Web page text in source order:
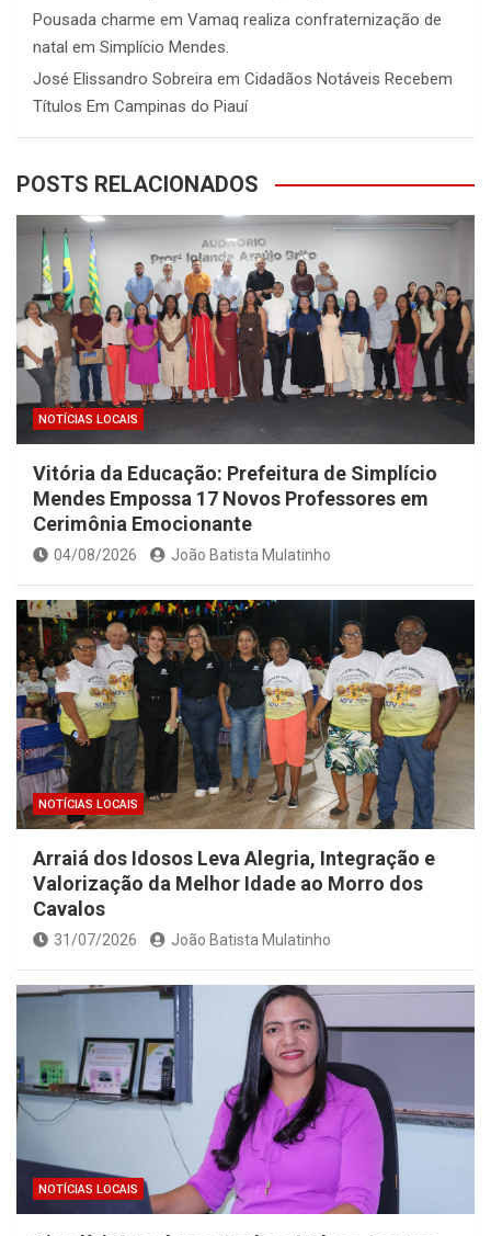
Pousada charme em Vamaq realiza confraternização de
natal em Simplício Mendes.
José Elissandro Sobreira em Cidadãos Notáveis Recebem
Títulos Em Campinas do Piauí
POSTS RELACIONADOS
NOTÍCIAS LOCAIS
Vitória da Educação: Prefeitura de Simplício
Mendes Empossa 17 Novos Professores em
Cerimônia Emocionante
04/08/2026 João Batista Mulatinho
NOTÍCIAS LOCAIS
Arraiá dos Idosos Leva Alegria, Integração e
Valorização da Melhor Idade ao Morro dos
Cavalos
31/07/2026 João Batista Mulatinho
NOTÍCIAS LOCAIS